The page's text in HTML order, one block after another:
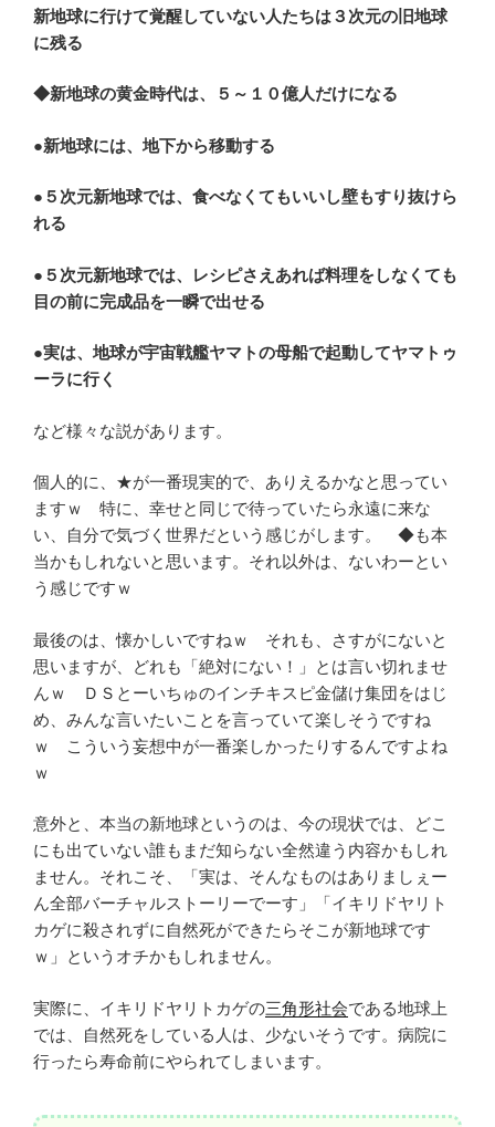
新地球に行けて覚醒していない人たちは３次元の旧地球
に残る
◆新地球の黄金時代は、５～１０億人だけになる
●新地球には、地下から移動する
●５次元新地球では、食べなくてもいいし壁もすり抜けら
れる
●５次元新地球では、レシピさえあれば料理をしなくても
目の前に完成品を一瞬で出せる
●実は、地球が宇宙戦艦ヤマトの母船で起動してヤマトゥ
ーラに行く
など様々な説があります。
個人的に、★が一番現実的で、ありえるかなと思ってい
ますｗ 特に、幸せと同じで待っていたら永遠に来な
い、自分で気づく世界だという感じがします。 ◆も本
当かもしれないと思います。それ以外は、ないわーとい
う感じですｗ
最後のは、懐かしいですねｗ それも、さすがにないと
思いますが、どれも「絶対にない！」とは言い切れませ
んｗ ＤＳとーいちゅのインチキスピ金儲け集団をはじ
め、みんな言いたいことを言っていて楽しそうですね
ｗ こういう妄想中が一番楽しかったりするんですよね
ｗ
意外と、本当の新地球というのは、今の現状では、どこ
にも出ていない誰もまだ知らない全然違う内容かもしれ
ません。それこそ、「実は、そんなものはありましぇー
ん全部バーチャルストーリーでーす」「イキリドヤリト
カゲに殺されずに自然死ができたらそこが新地球です
ｗ」というオチかもしれません。
実際に、イキリドヤリトカゲの三角形社会である地球上
では、自然死をしている人は、少ないそうです。病院に
行ったら寿命前にやられてしまいます。